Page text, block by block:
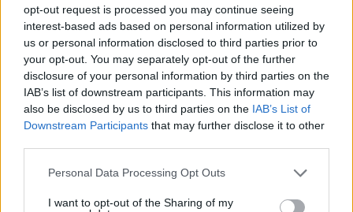
opt-out request is processed you may continue seeing
interest-based ads based on personal information utilized by
us or personal information disclosed to third parties prior to
your opt-out. You may separately opt-out of the further
disclosure of your personal information by third parties on the
IAB’s list of downstream participants. This information may
also be disclosed by us to third parties on the IAB’s List of
Downstream Participants that may further disclose it to other
Please note that this website/app uses one or more Google
not limited to your visit or usage behaviour. You may click to
Personal Data Processing Opt Outs
I want to opt-out of the Sharing of my